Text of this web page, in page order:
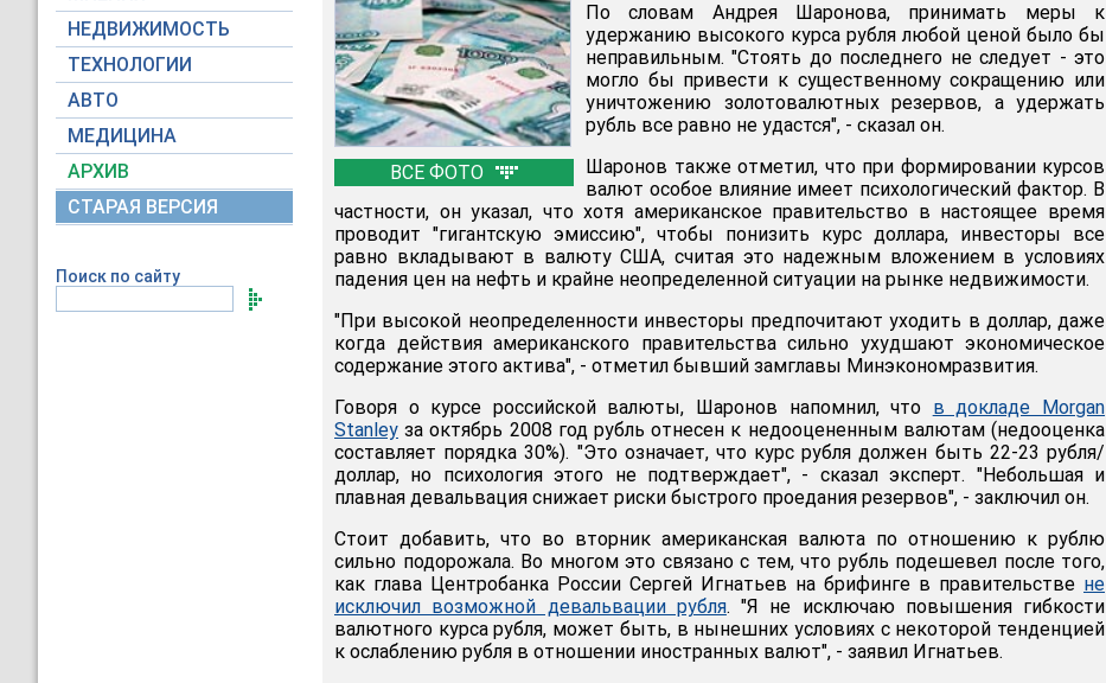
НЕДВИЖИМОСТЬ
ТЕХНОЛОГИИ
АВТО
МЕДИЦИНА
АРХИВ
СТАРАЯ ВЕРСИЯ
Поиск по сайту
ВСЕ ФОТО
По словам Андрея Шаронова, принимать меры к
удержанию высокого курса рубля любой ценой было бы
неправильным. "Стоять до последнего не следует - это
могло бы привести к существенному сокращению или
уничтожению золотовалютных резервов, а удержать
рубль все равно не удастся", - сказал он.
Шаронов также отметил, что при формировании курсов
валют особое влияние имеет психологический фактор. В
частности, он указал, что хотя американское правительство в настоящее время
проводит "гигантскую эмиссию", чтобы понизить курс доллара, инвесторы все
равно вкладывают в валюту США, считая это надежным вложением в условиях
падения цен на нефть и крайне неопределенной ситуации на рынке недвижимости.
"При высокой неопределенности инвесторы предпочитают уходить в доллар, даже
когда действия американского правительства сильно ухудшают экономическое
содержание этого актива", - отметил бывший замглавы Минэкономразвития.
Говоря о курсе российской валюты, Шаронов напомнил, что в докладе Morgan
Stanley за октябрь 2008 год рубль отнесен к недооцененным валютам (недооценка
составляет порядка 30%). "Это означает, что курс рубля должен быть 22-23 рубля/
доллар, но психология этого не подтверждает", - сказал эксперт. "Небольшая и
плавная девальвация снижает риски быстрого проедания резервов", - заключил он.
Стоит добавить, что во вторник американская валюта по отношению к рублю
сильно подорожала. Во многом это связано с тем, что рубль подешевел после того,
как глава Центробанка России Сергей Игнатьев на брифинге в правительстве не
исключил возможной девальвации рубля. "Я не исключаю повышения гибкости
валютного курса рубля, может быть, в нынешних условиях с некоторой тенденцией
к ослаблению рубля в отношении иностранных валют", - заявил Игнатьев.